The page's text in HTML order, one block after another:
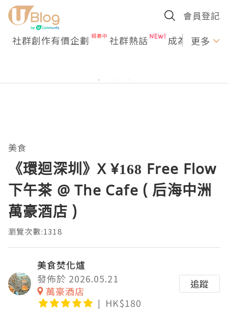
會員登記
社群創作有價企劃 社群熱話 成為U更多
美食
《環迴深圳》X ¥168 Free Flow
下午茶 @ The Cafe ( 后海中洲
萬豪酒店 )
瀏覽次數:1318
美食焚化爐
發佈於 2026.05.21
萬豪酒店
HK$180
追蹤